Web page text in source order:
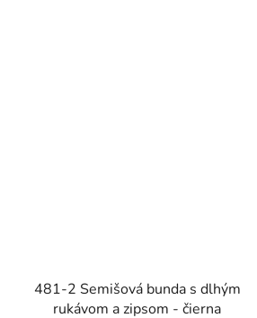
481-2 Semišová bunda s dlhým
rukávom a zipsom - čierna